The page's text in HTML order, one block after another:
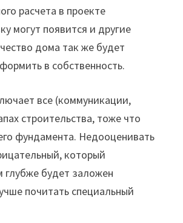
расчета в проекте
могут появится и другие
дома так же будет
в собственность.
все (коммуникации,
строительства, тоже что
фундамента. Недооценивать
который
глубже будет заложен
почитать специальный